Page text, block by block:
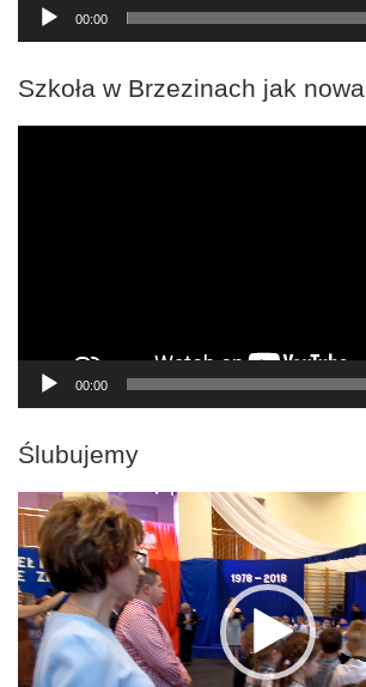
00:00
Szkoła w Brzezinach jak nowa
00:00
Ślubujemy
Odtwarzacz
video